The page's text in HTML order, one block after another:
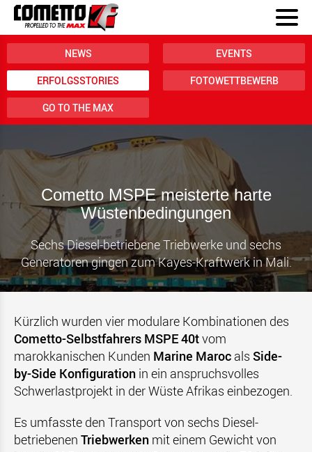
NEWS EVENTS
ERFOLGSSTORIES FOTOWETTBEWERB
GO TO THE MAX
Cometto MSPE meisterte harte
Wüstenbedingungen
Sechs Diesel-betriebene Triebwerke und sechs
Generatoren gingen zum Kayes-Kraftwerk in Mali.
Kürzlich wurden vier modulare Kombinationen des
Cometto-Selbstfahrers MSPE 40tvom
marokkanischen Kunden Marine Maroc als Side-
by-Side Konfiguration in ein anspruchsvolles
Schwerlastprojekt in der Wüste Afrikas einbezogen.
Es umfasste den Transport von sechs Diesel-
betriebenen Triebwerken mit einem Gewicht von